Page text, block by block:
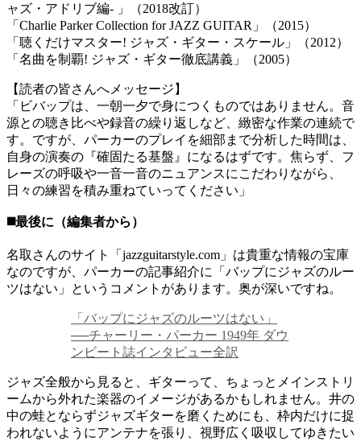
ャズ・アドリブ編- 」（2018改訂）
「Charlie Parker Collection for JAZZ GUITAR」（2015）
「聴くだけマスター! ジャズ・ギター・スケール」（2012）
「名曲を制覇! ジャズ・ギター徹底講義」（2005）
【読者の皆さんへメッセージ】
「ビバップは、一朝一夕で身につくものではありません。音
源との聴き比べや録音の繰り返しなど、緻密な作業の連続で
す。ですが、パーカーのプレイを細部まで分析した時間は、
自身の演奏の『確固たる基盤』になるはずです。焦らず、フ
レーズの呼吸や一音一音のニュアンスにこだわりながら、
日々の練習を積み重ねていってください」
◼️最後に（編集者から）
名取さんのサイト「jazzguitarstyle.com」は貴重な情報の宝庫
なのですが、パーカーの記事紹介に「バップにジャズのルー
ツはない」というコメントがあります。奥が深いですね。
「バップにジャズのルーツはない」
──チャーリー・パーカー 1949年 ダウ
ンビート誌インタビュー全訳
ジャズ全般から見ると、ギターって、ちょっとメインストリ
ームから外れた楽器のイメージがあるかもしれません。井の
中の蛙とならずジャズギターを磨くためにも、枠内だけに捉
われないようにアンテナを張り、視野広く吸収してゆきたい